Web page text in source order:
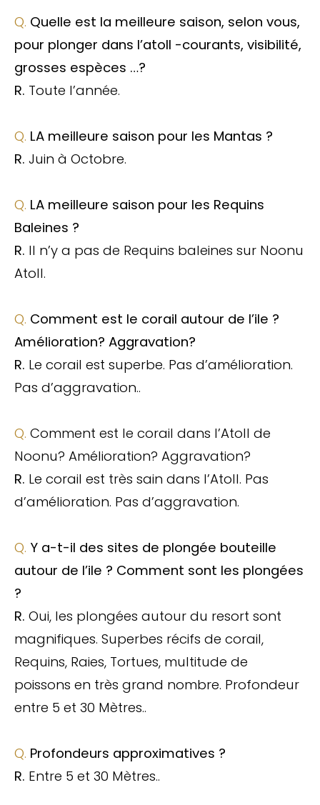
Q. Quelle est la meilleure saison, selon vous,
pour plonger dans l’atoll -courants, visibilité,
grosses espèces …?
R. Toute l’année.
Q. LA meilleure saison pour les Mantas ?
R. Juin à Octobre.
Q. LA meilleure saison pour les Requins
Baleines ?
R. Il n’y a pas de Requins baleines sur Noonu
Atoll.
Q. Comment est le corail autour de l’ile ?
Amélioration? Aggravation?
R. Le corail est superbe. Pas d’amélioration.
Pas d’aggravation..
Q. Comment est le corail dans l’Atoll de
Noonu? Amélioration? Aggravation?
R. Le corail est très sain dans l’Atoll. Pas
d’amélioration. Pas d’aggravation.
Q. Y a-t-il des sites de plongée bouteille
autour de l’ile ? Comment sont les plongées
?
R. Oui, les plongées autour du resort sont
magnifiques. Superbes récifs de corail,
Requins, Raies, Tortues, multitude de
poissons en très grand nombre. Profondeur
entre 5 et 30 Mètres..
Q. Profondeurs approximatives ?
R. Entre 5 et 30 Mètres..